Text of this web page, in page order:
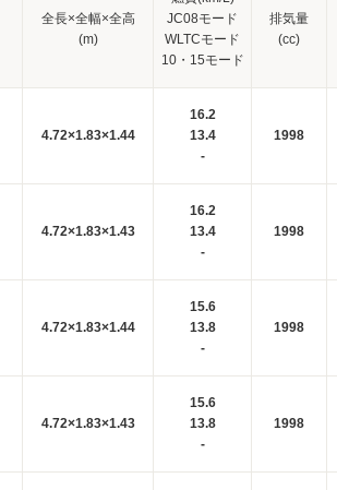
全長×全幅×全高
(m)
JC08モード
WLTCモード
10・15モード
排気量
(cc)
4.72×1.83×1.44
16.2
13.4
-
1998
4.72×1.83×1.43
16.2
13.4
-
1998
4.72×1.83×1.44
15.6
13.8
-
1998
4.72×1.83×1.43
15.6
13.8
-
1998